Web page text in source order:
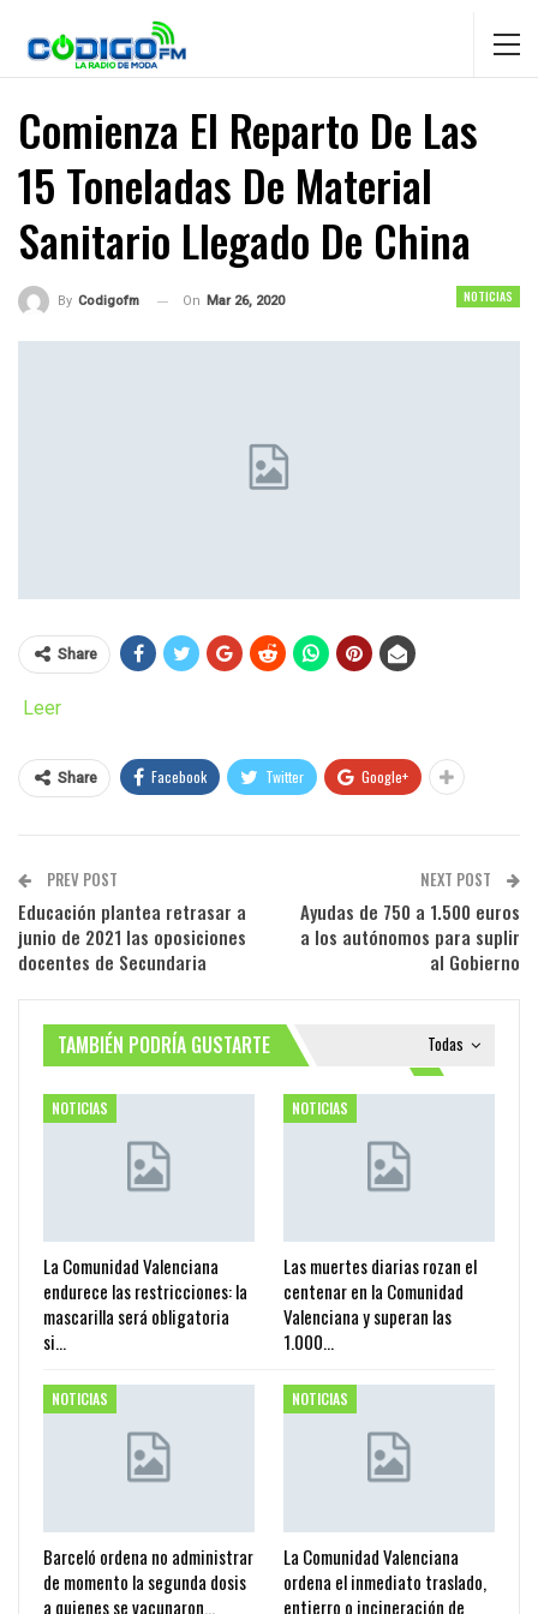
Comienza El Reparto De Las
15 Toneladas De Material
Sanitario Llegado De China
NOTICIAS
By Codigofm On Mar 26, 2020
Share
Leer
Share Facebook Twitter Google+
PREV POST
Educación plantea retrasar a
junio de 2021 las oposiciones
docentes de Secundaria
NEXT POST
Ayudas de 750 a 1.500 euros
a los autónomos para suplir
al Gobierno
Todas
TAMBIÉN PODRÍA GUSTARTE
NOTICIAS
La Comunidad Valenciana
endurece las restricciones: la
mascarilla será obligatoria
si…
NOTICIAS
Las muertes diarias rozan el
centenar en la Comunidad
Valenciana y superan las
1.000…
NOTICIAS
Barceló ordena no administrar
de momento la segunda dosis
a quienes se vacunaron…
NOTICIAS
La Comunidad Valenciana
ordena el inmediato traslado,
entierro o incineración de